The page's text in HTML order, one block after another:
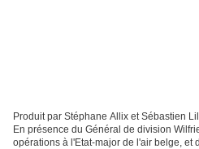
Produit par Stéphane Allix et Sébastien
En présence du Général de division
opérations à l'Etat-major de l'air belge, et